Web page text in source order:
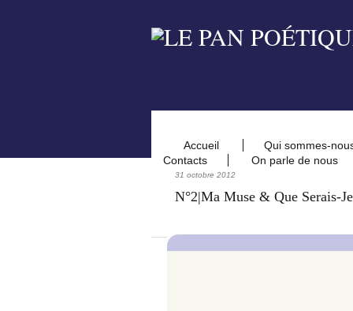
Accueil Qui sommes-
Contacts
On parle de nous
31 octobre 2012
N°2|Ma Muse & Que Serais-